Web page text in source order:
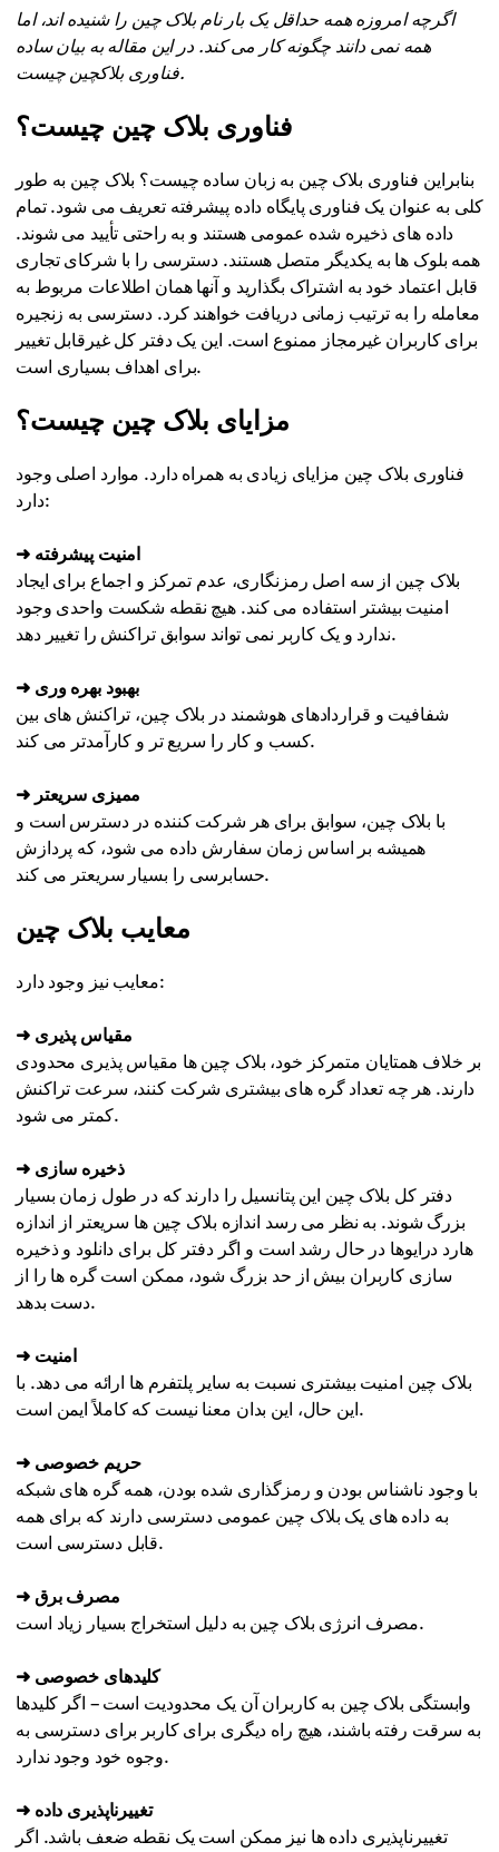
اگرچه امروزه همه حداقل یک بار نام بلاک چین را شنیده اند، اما
همه نمی دانند چگونه کار می کند. در این مقاله به بیان ساده
فناوری بلاکچین چیست.
فناوری بلاک چین چیست؟
بنابراین فناوری بلاک چین به زبان ساده چیست؟ بلاک چین به طور
کلی به عنوان یک فناوری پایگاه داده پیشرفته تعریف می شود. تمام
داده های ذخیره شده عمومی هستند و به راحتی تأیید می شوند.
همه بلوک ها به یکدیگر متصل هستند. دسترسی را با شرکای تجاری
قابل اعتماد خود به اشتراک بگذارید و آنها همان اطلاعات مربوط به
معامله را به ترتیب زمانی دریافت خواهند کرد. دسترسی به زنجیره
برای کاربران غیرمجاز ممنوع است. این یک دفتر کل غیرقابل تغییر
برای اهداف بسیاری است.
مزایای بلاک چین چیست؟
فناوری بلاک چین مزایای زیادی به همراه دارد. موارد اصلی وجود
دارد:
➜ امنیت پیشرفته
بلاک چین از سه اصل رمزنگاری، عدم تمرکز و اجماع برای ایجاد
امنیت بیشتر استفاده می کند. هیچ نقطه شکست واحدی وجود
ندارد و یک کاربر نمی تواند سوابق تراکنش را تغییر دهد.
➜ بهبود بهره وری
شفافیت و قراردادهای هوشمند در بلاک چین، تراکنش های بین
کسب و کار را سریع تر و کارآمدتر می کند.
➜ ممیزی سریعتر
با بلاک چین، سوابق برای هر شرکت کننده در دسترس است و
همیشه بر اساس زمان سفارش داده می شود، که پردازش
حسابرسی را بسیار سریعتر می کند.
معایب بلاک چین
معایب نیز وجود دارد:
➜ مقیاس پذیری
بر خلاف همتایان متمرکز خود، بلاک چین ها مقیاس پذیری محدودی
دارند. هر چه تعداد گره های بیشتری شرکت کنند، سرعت تراکنش
کمتر می شود.
➜ ذخیره سازی
دفتر کل بلاک چین این پتانسیل را دارند که در طول زمان بسیار
بزرگ شوند. به نظر می رسد اندازه بلاک چین ها سریعتر از اندازه
هارد درایوها در حال رشد است و اگر دفتر کل برای دانلود و ذخیره
سازی کاربران بیش از حد بزرگ شود، ممکن است گره ها را از
دست بدهد.
➜ امنیت
بلاک چین امنیت بیشتری نسبت به سایر پلتفرم ها ارائه می دهد. با
این حال، این بدان معنا نیست که کاملاً ایمن است.
➜ حریم خصوصی
با وجود ناشناس بودن و رمزگذاری شده بودن، همه گره های شبکه
به داده های یک بلاک چین عمومی دسترسی دارند که برای همه
قابل دسترسی است.
➜ مصرف برق
مصرف انرژی بلاک چین به دلیل استخراج بسیار زیاد است.
➜ کلیدهای خصوصی
وابستگی بلاک چین به کاربران آن یک محدودیت است – اگر کلیدها
به سرقت رفته باشند، هیچ راه دیگری برای کاربر برای دسترسی به
وجوه خود وجود ندارد.
➜ تغییرناپذیری داده
تغییرناپذیری داده ها نیز ممکن است یک نقطه ضعف باشد. اگر